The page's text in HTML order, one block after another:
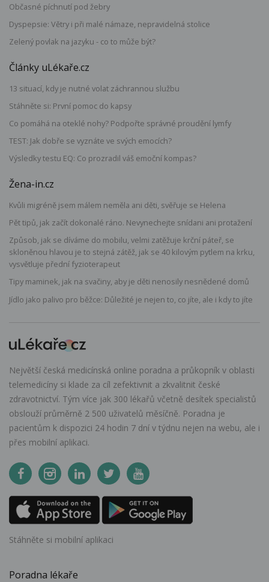
Občasné píchnutí pod žebry
Dyspepsie: Větry i při malé námaze, nepravidelná stolice
Zelený povlak na jazyku - co to může být?
Články uLékaře.cz
13 situací, kdy je nutné volat záchrannou službu
Stáhněte si: První pomoc do kapsy
Co pomáhá na oteklé nohy? Podpořte správné proudění lymfy
TEST: Jak dobře se vyznáte ve svých emocích?
Výsledky testu EQ: Co prozradil váš emoční kompas?
Žena-in.cz
Kvůli migréně jsem málem neměla ani děti, svěřuje se Helena
Pět tipů, jak začít dokonalé ráno. Nevynechejte snídani ani protažení
Způsob, jak se díváme do mobilu, velmi zatěžuje krční páteř, se
skloněnou hlavou je to stejná zátěž, jak se 40 kilovým pytlem na krku,
vysvětluje přední fyzioterapeut
Tipy maminek, jak na svačiny, aby je děti nenosily nesnědené domů
Jídlo jako palivo pro běžce: Důležité je nejen to, co jíte, ale i kdy to jíte
Největší česká medicínská online poradna a průkopník v oblasti
telemedicíny si klade za cíl zefektivnit a zkvalitnit české
zdravotnictví. Tým více jak 300 lékařů včetně desítek specialistů
obslouží průměrně 2 500 uživatelů měsíčně. Poradna je
pacientům k dispozici 24 hodin 7 dní v týdnu nejen na webu, ale i
přes mobilní aplikaci.
Stáhněte si mobilní aplikaci
Poradna lékaře